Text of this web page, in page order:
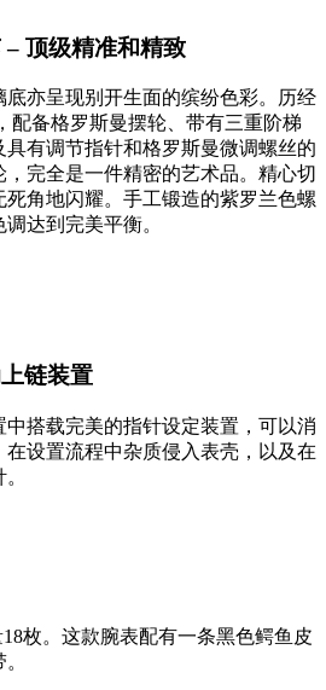
顶级精准和精致
亦呈现别开生面的缤纷色彩。历经
配备格罗斯曼摆轮、带有三重阶梯
有调节指针和格罗斯曼微调螺丝的
完全是一件精密的艺术品。精心切
角地闪耀。手工锻造的紫罗兰色螺
达到完美平衡。
链装置
搭载完美的指针设定装置，可以消
在设置流程中杂质侵入表壳，以及在
18枚。这款腕表配有一条黑色鳄鱼皮